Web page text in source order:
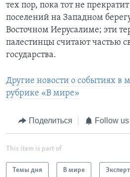
тех пор, пока тот не прекратит
поселений на Западном
Восточном Иерусалиме; эти
палестинцы считают частью
государства.
Другие новости о событиях в
рубрике «В мире»
Поделиться Follow us
This item is part of
Темы дня В мире